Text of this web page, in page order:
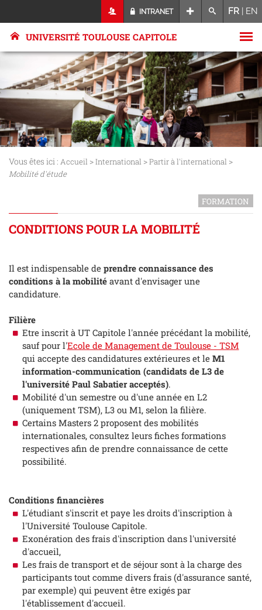
INTRANET FR | EN
UNIVERSITÉ TOULOUSE CAPITOLE
Vous êtes ici : Accueil >International >Partir à l'international >
Mobilité d'étude
FORMATION
CONDITIONS POUR LA MOBILITÉ
Il est indispensable de prendre connaissance des
conditions à la mobilité avant d'envisager une
candidature.
Filière
Etre inscrit à UT Capitole l'année précédant la mobilité,
sauf pour l'Ecole de Management de Toulouse - TSM
qui accepte des candidatures extérieures et le M1
information-communication (candidats de L3 de
l'université Paul Sabatier acceptés).
Mobilité d'un semestre ou d'une année en L2
(uniquement TSM), L3 ou M1, selon la filière.
Certains Masters 2 proposent des mobilités
internationales, consultez leurs fiches formations
respectives afin de prendre connaissance de cette
possibilité.
Conditions financières
L'étudiant s'inscrit et paye les droits d'inscription à
l'Université Toulouse Capitole.
Exonération des frais d'inscription dans l'université
d'accueil,
Les frais de transport et de séjour sont à la charge des
participants tout comme divers frais (d'assurance santé,
par exemple) qui peuvent être exigés par
l'établissement d'accueil.